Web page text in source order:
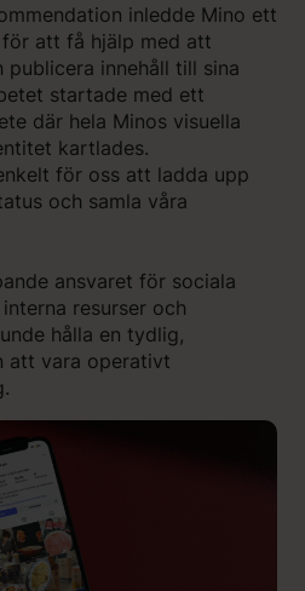
inledde Mino ett
att få hjälp med att
publicera innehåll till sina
startade med ett
där hela Minos visuella
kartlades.
för oss att ladda upp
och samla våra
ansvaret för sociala
resurser och
hålla en tydlig,
att vara operativt